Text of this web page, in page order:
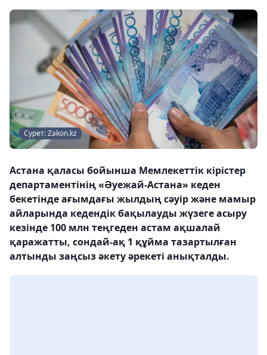
Сурет: Zakon.kz
Астана қаласы бойынша Мемлекеттік кірістер
департаментінің «Әуежай-Астана» кеден
бекетінде ағымдағы жылдың сәуір және мамыр
айларында кедендік бақылауды жүзеге асыру
кезінде 100 млн теңгеден астам ақшалай
қаражатты, сондай-ақ 1 құйма тазартылған
алтынды заңсыз әкету әрекеті анықталды.